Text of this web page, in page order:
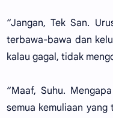
“Jangan, Tek San.
terbawa-bawa dan
kalau gagal, tidak
“Maaf, Suhu.
semua kemuliaan